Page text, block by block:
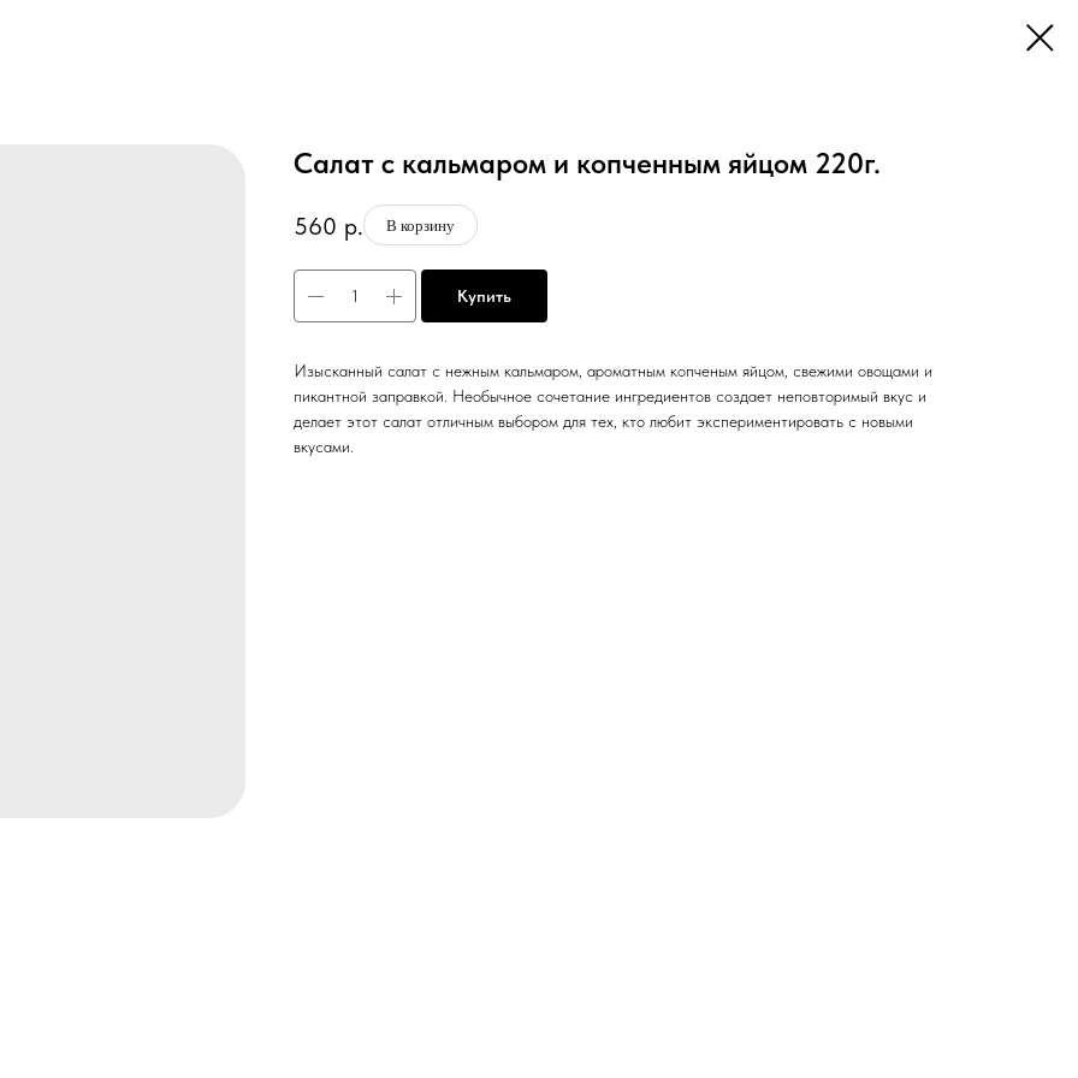
Салат с кальмаром и копченным яйцом 220г.
560 р. В корзину
Купить
Изысканный салат с нежным кальмаром, ароматным копченым яйцом, свежими овощами и
пикантной заправкой. Необычное сочетание ингредиентов создает неповторимый вкус и
делает этот салат отличным выбором для тех, кто любит экспериментировать с новыми
вкусами.